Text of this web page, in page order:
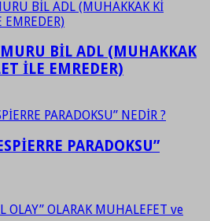
BİL ADL (MUHAKKAK
İLE EMREDER)
PARADOKSU”